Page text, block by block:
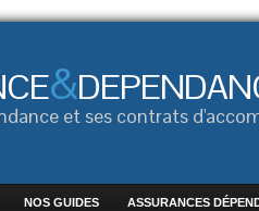
&
et ses contrats
NOS GUIDES ASSURANCES